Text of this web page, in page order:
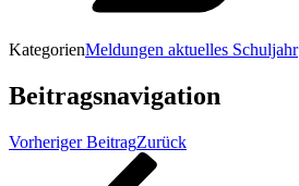
KategorienMeldungen aktuelles Schuljahr
Beitragsnavigation
Vorheriger BeitragZurück